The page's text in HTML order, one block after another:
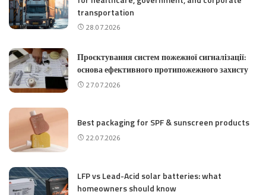
transportation
28.07.2026
Проєктування систем пожежної сигналізації:
основа ефективного протипожежного захисту
27.07.2026
Best packaging for SPF & sunscreen products
22.07.2026
LFP vs Lead-Acid solar batteries: what
homeowners should know